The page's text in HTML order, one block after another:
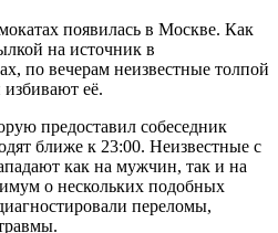
появилась в Москве. Как
на источник в
по вечерам неизвестные толпой
её.
предоставил собеседник
ближе к 23:00. Неизвестные с
как на мужчин, так и на
о нескольких подобных
переломы,